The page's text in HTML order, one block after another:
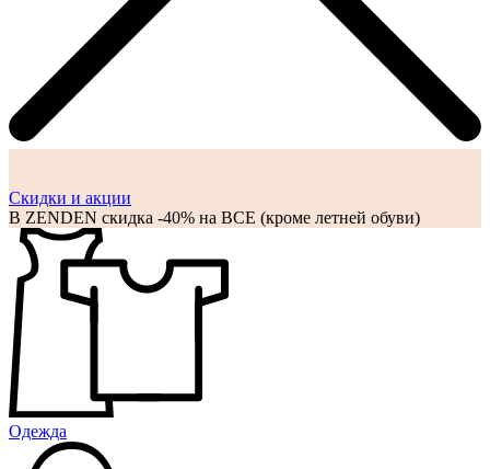
Cкидки и акции
В ZENDEN скидка -40% на ВСЕ (кроме летней обуви)
Одежда